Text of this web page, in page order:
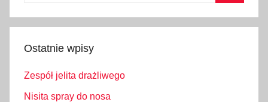
Ostatnie wpisy
Zespół jelita drażliwego
Nisita spray do nosa